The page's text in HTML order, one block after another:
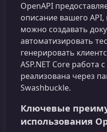
OpenAPI
описание вашего
можно создавать
автоматизировать
генерировать
ASP.NET Core работа
реализована через
Swashbuckle.
Ключевые
использования